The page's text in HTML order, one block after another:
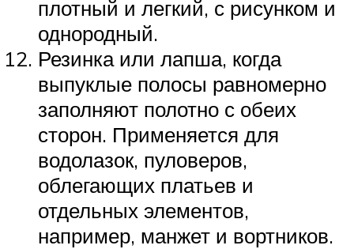
плотный и легкий, с рисунком и
однородный.
Резинка или лапша, когда
выпуклые полосы равномерно
заполняют полотно с обеих
сторон. Применяется для
водолазок, пуловеров,
облегающих платьев и
отдельных элементов,
например, манжет и вортников.